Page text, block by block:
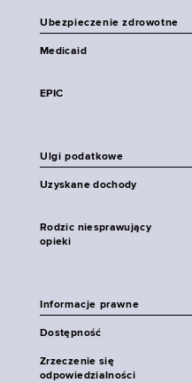
Ubezpieczenie zdrowotne
Medicaid
EPIC
Ulgi podatkowe
Uzyskane dochody
Rodzic niesprawujący
opieki
Informacje prawne
Dostępność
Zrzeczenie się
odpowiedzialności